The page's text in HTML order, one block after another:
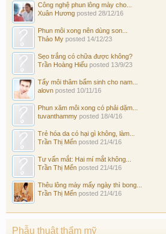
Công nghệ phun lông mày cho...
Xuân Hương posted 28/12/16
Phun môi xong nên dùng son...
Thảo My posted 14/12/23
Sẹo trắng có chữa được không?
Trần Hoàng Hiếu posted 13/9/23
Tẩy môi thâm bẩm sinh cho nam...
alovn posted 10/11/16
Phun xăm môi xong có phải dặm...
tuvanthammy posted 18/4/16
Trẻ hóa da có hại gì không, làm...
Trần Thị Mến posted 21/4/16
Tư vấn mắt: Hai mí mắt không...
Trần Thị Mến posted 21/4/16
Thêu lông mày mấy ngày thì bong...
Trần Thị Mến posted 21/4/16
Phẫu thuật thẩm mỹ